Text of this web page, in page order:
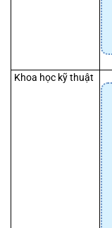
Khoa học kỹ thuật